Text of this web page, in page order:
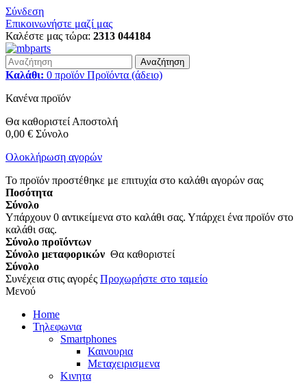
Σύνδεση
Επικοινωνήστε μαζί μας
Καλέστε μας τώρα: 2313 044184
Αναζήτηση
Καλάθι: 0 προϊόν Προϊόντα (άδειο)
Κανένα προϊόν
Θα καθοριστεί Αποστολή
0,00 € Σύνολο
Ολοκλήρωση αγορών
Το προϊόν προστέθηκε με επιτυχία στο καλάθι αγορών σας
Ποσότητα
Σύνολο
Υπάρχουν 0 αντικείμενα στο καλάθι σας. Υπάρχει ένα προϊόν στο
καλάθι σας.
Σύνολο προϊόντων
Σύνολο μεταφορικών Θα καθοριστεί
Σύνολο
Συνέχεια στις αγορές Προχωρήστε στο ταμείο
Μενού
Home
Τηλεφωνια
Smartphones
Καινουρια
Μεταχειρισμενα
Κινητα